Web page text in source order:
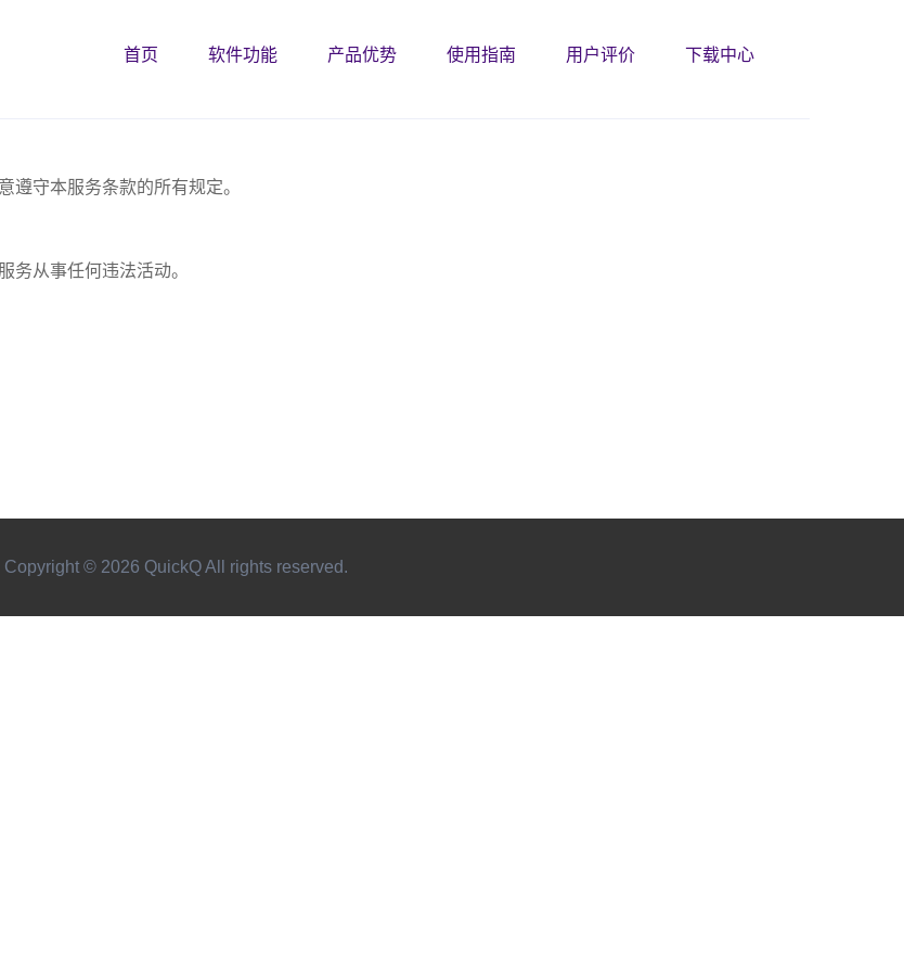
首页 软件功能 产品优势 使用指南 用户评价
下载中心
遵守本服务条款的所有规定。
务从事任何违法活动。
Copyright © 2026 QuickQ All rights reserved.